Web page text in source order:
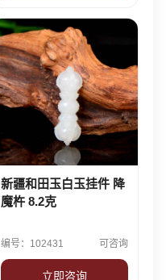
新疆和田玉白玉挂件 降
魔杵 8.2克
编号：102431 可咨询
立即咨询